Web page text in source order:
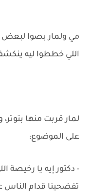
مي ولمار بصوا
اللي خططوا ليه
لمار قربت منها
على الموضوع:
- دكتور إيه يا رخيصة
تفضحينا قدام